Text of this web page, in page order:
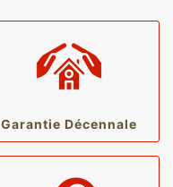
Garantie Décennale